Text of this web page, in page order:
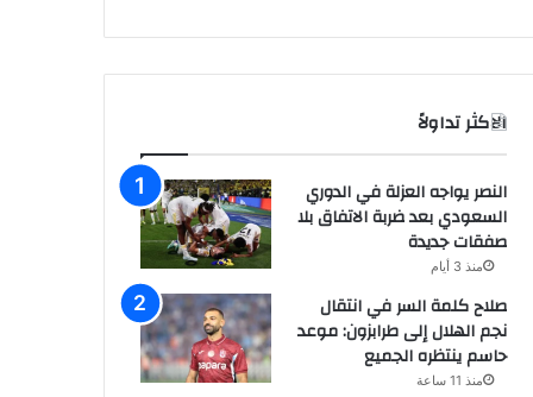
الاكثر تداولاً
النصر يواجه العزلة في الدوري
السعودي بعد ضربة الاتفاق بلا
صفقات جديدة
منذ 3 أيام
صلاح كلمة السر في انتقال
نجم الهلال إلى طرابزون: موعد
حاسم ينتظره الجميع
منذ 11 ساعة